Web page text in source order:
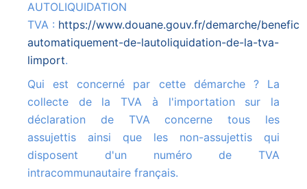
AUTOLIQUIDATION
TVA : https://www.douane.gouv.fr/demarche/
automatiquement-de-lautoliquidation-de-la-tva-
limport.
Qui est concerné par cette démarche ? La
collecte de la TVA à l'importation sur la
déclaration de TVA concerne tous les
assujettis ainsi que les non-assujettis qui
disposent d'un numéro de TVA
intracommunautaire français.